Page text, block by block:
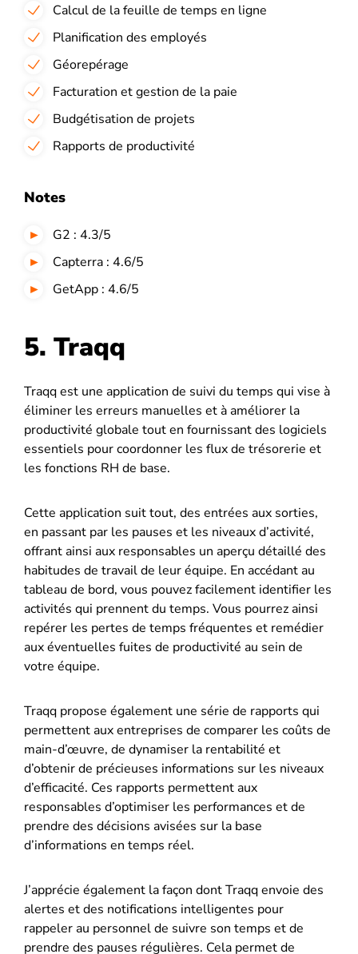
Calcul de la feuille de temps en ligne
Planification des employés
Géorepérage
Facturation et gestion de la paie
Budgétisation de projets
Rapports de productivité
Notes
G2 : 4.3/5
Capterra : 4.6/5
GetApp : 4.6/5
5. Traqq
Traqq est une application de suivi du temps qui vise à
éliminer les erreurs manuelles et à améliorer la
productivité globale tout en fournissant des logiciels
essentiels pour coordonner les flux de trésorerie et
les fonctions RH de base.
Cette application suit tout, des entrées aux sorties,
en passant par les pauses et les niveaux d’activité,
offrant ainsi aux responsables un aperçu détaillé des
habitudes de travail de leur équipe. En accédant au
tableau de bord, vous pouvez facilement identifier les
activités qui prennent du temps. Vous pourrez ainsi
repérer les pertes de temps fréquentes et remédier
aux éventuelles fuites de productivité au sein de
votre équipe.
Traqq propose également une série de rapports qui
permettent aux entreprises de comparer les coûts de
main-d’œuvre, de dynamiser la rentabilité et
d’obtenir de précieuses informations sur les niveaux
d’efficacité. Ces rapports permettent aux
responsables d’optimiser les performances et de
prendre des décisions avisées sur la base
d’informations en temps réel.
J’apprécie également la façon dont Traqq envoie des
alertes et des notifications intelligentes pour
rappeler au personnel de suivre son temps et de
prendre des pauses régulières. Cela permet de